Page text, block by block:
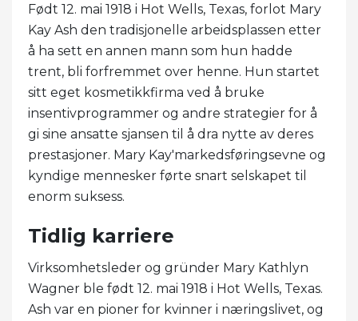
Født 12. mai 1918 i Hot Wells, Texas, forlot Mary
Kay Ash den tradisjonelle arbeidsplassen etter
å ha sett en annen mann som hun hadde
trent, bli forfremmet over henne. Hun startet
sitt eget kosmetikkfirma ved å bruke
insentivprogrammer og andre strategier for å
gi sine ansatte sjansen til å dra nytte av deres
prestasjoner. Mary Kay'markedsføringsevne og
kyndige mennesker førte snart selskapet til
enorm suksess.
Tidlig karriere
Virksomhetsleder og gründer Mary Kathlyn
Wagner ble født 12. mai 1918 i Hot Wells, Texas.
Ash var en pioner for kvinner i næringslivet, og